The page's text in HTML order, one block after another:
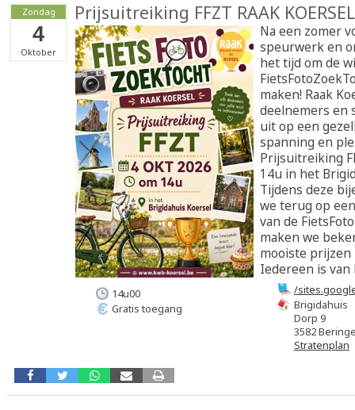
Zondag
4
Oktober
Prijsuitreiking FFZT RAAK
Na een zomer
speurwerk en
het tijd om de
maken! Raak
deelnemers en
uit op een
spanning en
Prijsuitreiking
14u in het
Tijdens deze
we terug op
van de
maken we
mooiste prijzen
Iedereen is
/
Brigidahuis
Dorp 9
3582
Stratenplan
14u00
Gratis toegang